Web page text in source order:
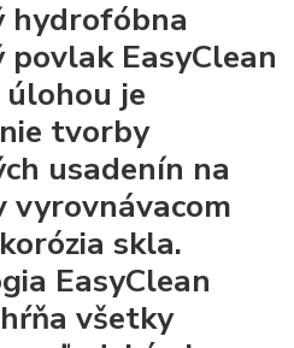
hydrofóbna
povlak EasyClean
je
tvorby
usadenín na
vyrovnávacom
skla.
EasyClean
všetky